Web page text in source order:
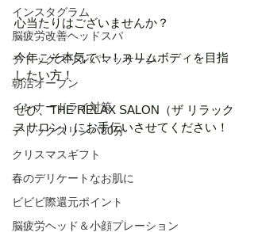
インスタグラム
脳疲労改善ヘッドスパ
デトックスリンパマッサージ
朝活オープン
インナードライ対策
デトックスリンパ80分
クリスマスギフト
春のデリケートなお肌に
ビビビ際還元ポイント
脳疲労ヘッド＆小顔プレーション
心当たりはございませんか？
今年こそ本気で！！スリムボディを目指
したい方！
ぜひ、THE RELAX SALON（ザ リラック
スサロン）にお手伝いさせてください！